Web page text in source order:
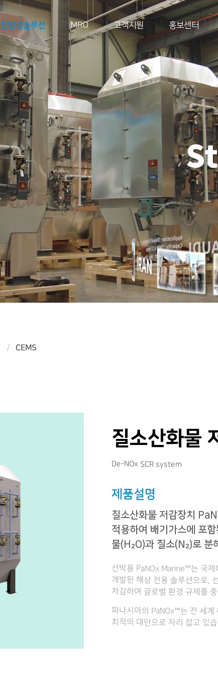
친환경솔루션 MRO 고객지원 홍보센터
연혁 및 수상
연혁
수상 및 인증
ESG 경영
환경보호
사회공헌
지배구조
ESG
CEMS
질소산화물
De-NOx SCR system
제품설명
질소산화물 저감장치
적용하여 배기가스에 포
물(H₂O)과 질소(N₂)로 분
선박용 PaNOx Marine™는 국제
개발된 해상 전용 솔루션으로,
저감하여 글로벌 환경 규제를
파나시아의 PaNOx™는 전 세계
최적의 대안으로 자리 잡고 있